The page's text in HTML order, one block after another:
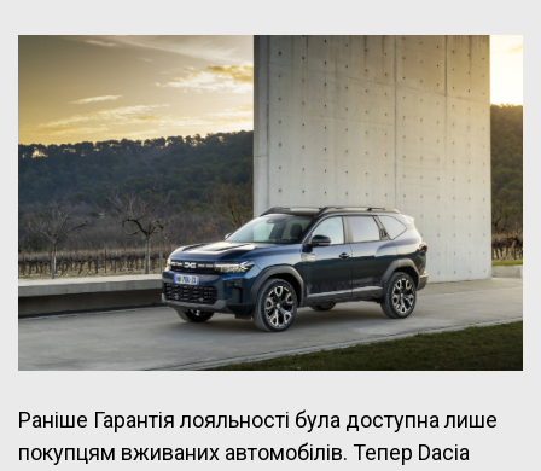
Раніше Гарантія лояльності була доступна лише
покупцям вживаних автомобілів. Тепер Dacia